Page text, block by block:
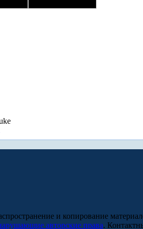
и копирование
авторские права.